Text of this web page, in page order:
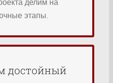
делим на
этапы.
кейсах в
достойный
работу.